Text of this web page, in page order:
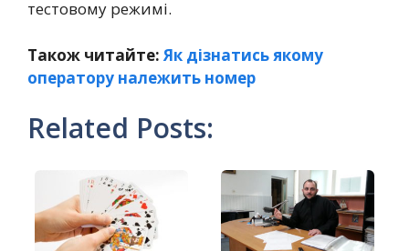
тестовому режимі.
Також читайте: Як дізнатись якому
оператору належить номер
Related Posts: